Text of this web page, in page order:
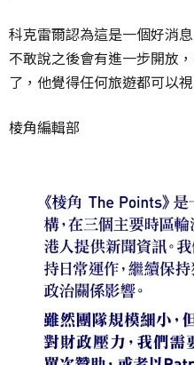
科克雷爾認為這是一個好消
不敢說之後會有進一步開放
了，他覺得任何旅遊都可以
棱角編輯部